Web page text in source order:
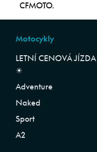
CFMOTO.
Motocykly
LETNÍ CENOVÁ JÍZDA
☀︎
Adventure
Naked
Sport
A2